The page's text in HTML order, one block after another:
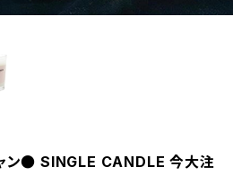
● SINGLE CANDLE 今大注